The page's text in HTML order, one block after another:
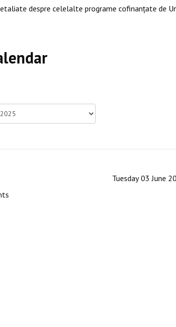
despre celelalte programe cofinanţate de
Tuesday 03 June